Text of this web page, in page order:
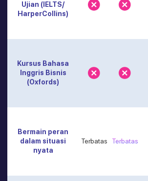
Ujian (IELTS/
HarperCollins)
Kursus Bahasa
Inggris Bisnis
(Oxfords)
Bermain peran
dalam situasi
nyata
Terbatas Terbatas